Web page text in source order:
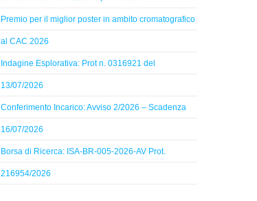
Premio per il miglior poster in ambito cromatografico
al CAC 2026
Indagine Esplorativa: Prot n. 0316921 del
13/07/2026
Conferimento Incarico: Avviso 2/2026 – Scadenza
16/07/2026
Borsa di Ricerca: ISA-BR-005-2026-AV Prot.
216954/2026